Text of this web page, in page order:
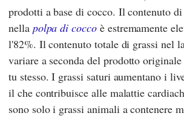
prodotti a base di cocco. Il contenuto
nella polpa di coccoè estremamente
l'82%. Il contenuto totale di grassi nel
variare a seconda del prodotto
tu stesso. I grassi saturi aumentano i
il che contribuisce alle malattie
sono solo i grassi animali a contenere